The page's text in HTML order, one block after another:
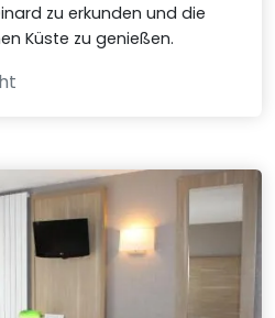
zu erkunden und die
Küste zu genießen.